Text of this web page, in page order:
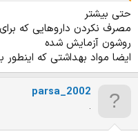
حتی بیشتر
مصرف نکردن داروهایی که
روشون آزمایش شده
ایضا مواد بهداشتی که اینطور
parsa_2002
.